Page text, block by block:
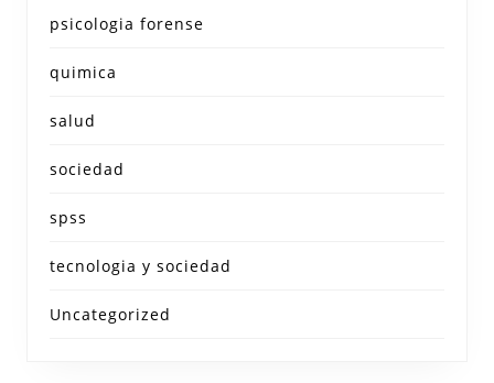
psicologia forense
quimica
salud
sociedad
spss
tecnologia y sociedad
Uncategorized